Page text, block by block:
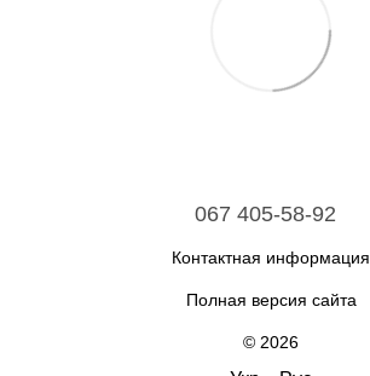
067 405-58-92
Контактная информация
Полная версия сайта
© 2026